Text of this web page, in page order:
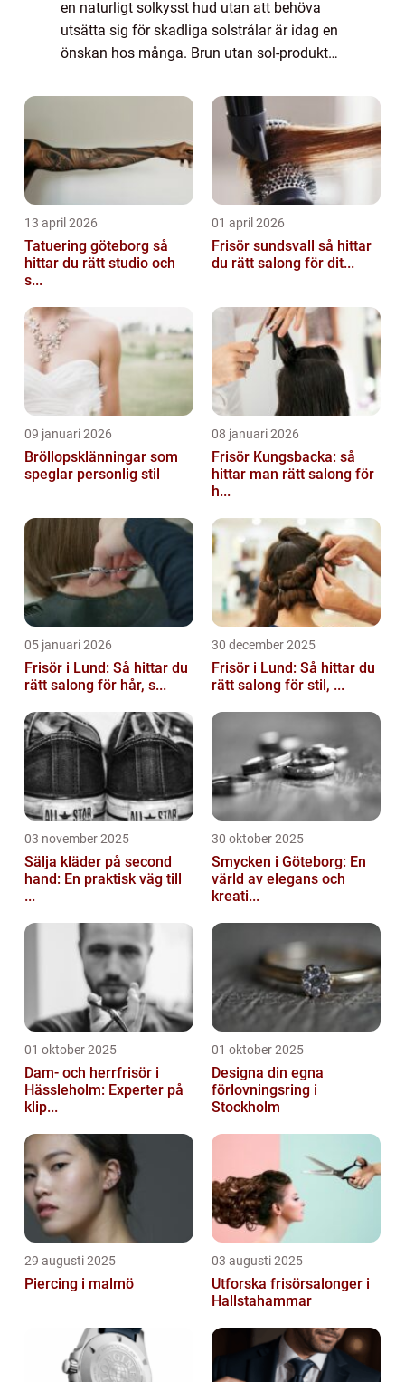
en naturligt solkysst hud utan att behöva
utsätta sig för skadliga solstrålar är idag en
önskan hos många. Brun utan sol-produkter
eftertraktade solbrännan ...
13 april 2026
Tatuering göteborg så
hittar du rätt studio och
s...
01 april 2026
Frisör sundsvall så hittar
du rätt salong för dit...
09 januari 2026
Bröllopsklänningar som
speglar personlig stil
08 januari 2026
Frisör Kungsbacka: så
hittar man rätt salong för
h...
05 januari 2026
Frisör i Lund: Så hittar du
rätt salong för hår, s...
30 december 2025
Frisör i Lund: Så hittar du
rätt salong för stil, ...
03 november 2025
Sälja kläder på second
hand: En praktisk väg till
...
30 oktober 2025
Smycken i Göteborg: En
värld av elegans och
kreati...
01 oktober 2025
Dam- och herrfrisör i
Hässleholm: Experter på
klip...
01 oktober 2025
Designa din egna
förlovningsring i
Stockholm
29 augusti 2025
Piercing i malmö
03 augusti 2025
Utforska frisörsalonger i
Hallstahammar